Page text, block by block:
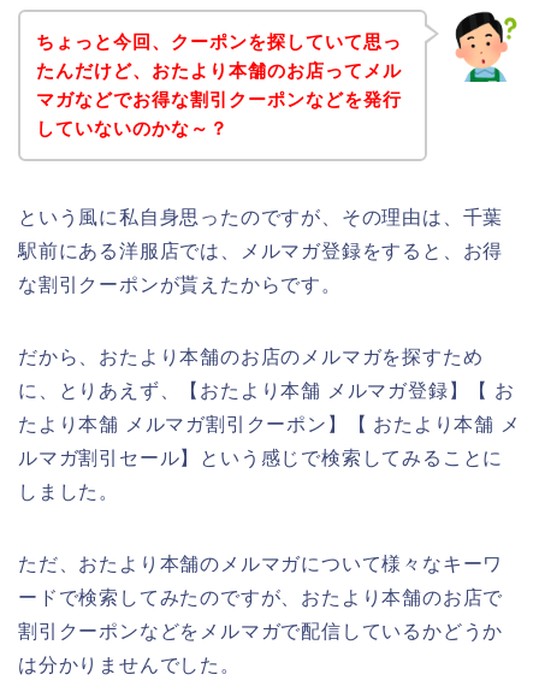
ちょっと今回、クーポンを探していて思っ
たんだけど、おたより本舗のお店ってメル
マガなどでお得な割引クーポンなどを発行
していないのかな～？
という風に私自身思ったのですが、その理由は、千葉
駅前にある洋服店では、メルマガ登録をすると、お得
な割引クーポンが貰えたからです。
だから、おたより本舗のお店のメルマガを探すため
に、とりあえず、【おたより本舗 メルマガ登録】【 お
たより本舗 メルマガ割引クーポン】【 おたより本舗 メ
ルマガ割引セール】という感じで検索してみることに
しました。
ただ、おたより本舗のメルマガについて様々なキーワ
ードで検索してみたのですが、おたより本舗のお店で
割引クーポンなどをメルマガで配信しているかどうか
は分かりませんでした。